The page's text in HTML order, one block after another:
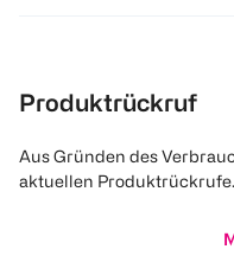
Produktrückruf
Aus Gründen des
aktuellen Produktrückrufe.